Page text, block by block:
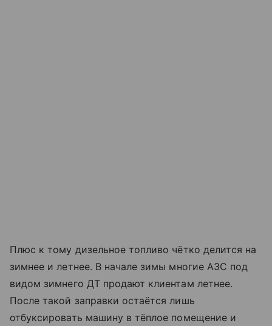
Плюс к тому дизельное топливо чётко делится на
зимнее и летнее. В начале зимы многие АЗС под
видом зимнего ДТ продают клиентам летнее.
После такой заправки остаётся лишь
отбуксировать машину в тёплое помещение и